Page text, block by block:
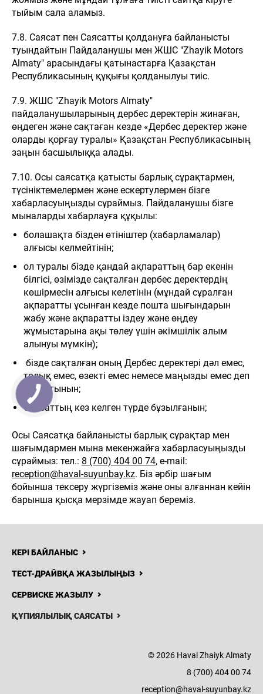
тыйым сала аламыз.
7.8. Саясат пен Саясатты қолдануға байланысты
туындайтын Пайдаланушы мен ЖШС "Zhayik Motors
Almaty" арасындағы қатынастарға Қазақстан
Республикасының құқығы қолданылуы тиіс.
7.9. ЖШС "Zhayik Motors Almaty"
пайдаланушыларының дербес деректерін жинаған,
өңдеген және сақтаған кезде «Дербес деректер және
оларды қорғау туралы» Қазақстан Республикасының
заңын басшылыққа алады.
7.10. Осы саясатқа қатысты барлық сұрақтармен,
түсініктемелермен және ескертулермен бізге
хабарласуыңызды сұраймыз. Пайдаланушы бізге
мыналарды хабарлауға құқылы:
болашақта бізден өтініштер (хабарламалар)
алғысы келмейтінін;
ол туралы бізде қандай ақпараттың бар екенін
білгісі, өзімізде сақталған дербес деректердің
көшірмесін алғысы келетінін (мұндай сұралған
ақпаратты ұсынған кезде пошта шығындарын
жабу және ақпаратты іздеу және өңдеу
жұмыстарына ақы төлеу үшін әкімшілік алым
алынуы мүмкін);
бізде сақталған оның Дербес деректері дәл емес,
толық емес, өзекті емес немесе маңызды емес деп
санайтынын;
Саясаттың кез келген түрде бұзылғанын;
Осы Саясатқа байланысты барлық сұрақтар мен
шағымдармен мына мекенжайға хабарласуыңызды
сұраймыз: тел.: 8 (700) 404 00 74, e-mail:
reception@haval-suyunbay.kz. Біз әрбір шағым
бойынша тексеру жүргіземіз және оны алғаннан кейін
барынша қысқа мерзімде жауап береміз.
КЕРІ БАЙЛАНЫС
ТЕСТ-ДРАЙВҚА ЖАЗЫЛЫҢЫЗ
СЕРВИСКЕ ЖАЗЫЛУ
ҚҰПИЯЛЫЛЫҚ САЯСАТЫ
© 2026 Haval Zhaiyk Almaty
8 (700) 404 00 74
reception@haval-suyunbay.kz